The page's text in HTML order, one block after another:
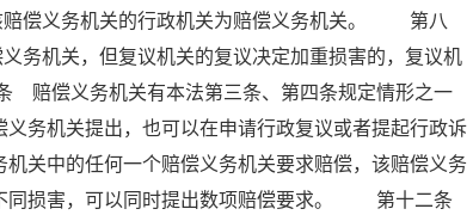
赔偿义务机关的行政机关为赔偿义务机关。 第八
务机关，但复议机关的复议决定加重损害的，复议机
偿义务机关有本法第三条、第四条规定情形之一
机关提出，也可以在申请行政复议或者提起行政诉
中的任何一个赔偿义务机关要求赔偿，该赔偿义务
损害，可以同时提出数项赔偿要求。 第十二条